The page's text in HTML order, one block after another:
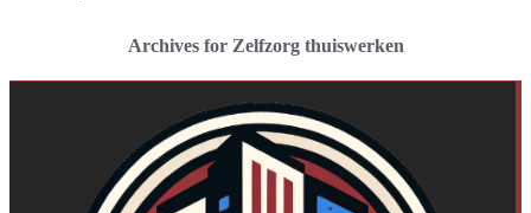
Archives for Zelfzorg thuiswerken